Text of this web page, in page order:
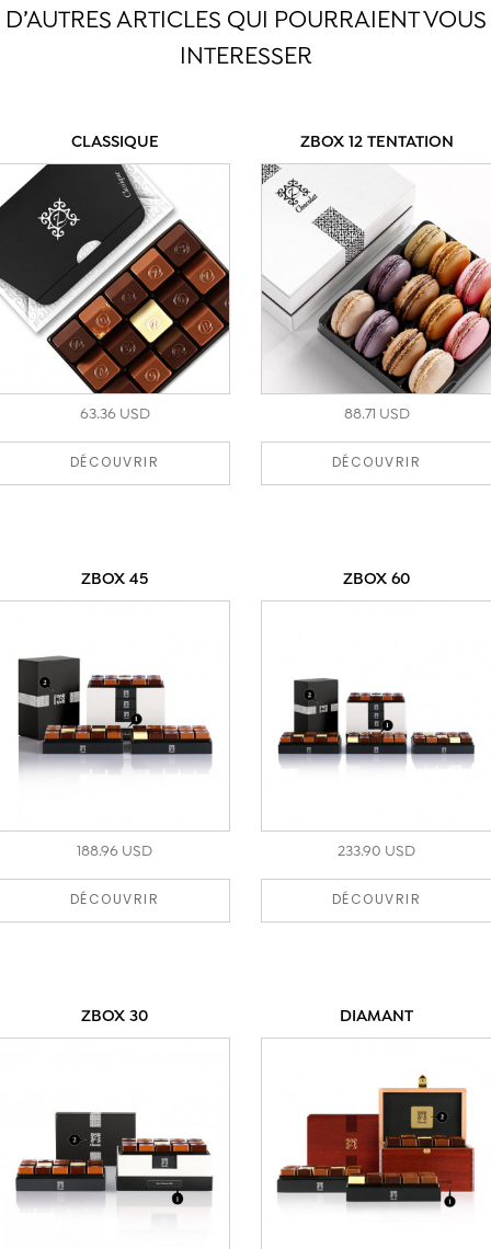
D’AUTRES ARTICLES QUI POURRAIENT VOUS
INTERESSER
CLASSIQUE
63.36 USD
DÉCOUVRIR
ZBOX 12 TENTATION
88.71 USD
DÉCOUVRIR
ZBOX 45
188.96 USD
DÉCOUVRIR
ZBOX 60
233.90 USD
DÉCOUVRIR
ZBOX 30 DIAMANT